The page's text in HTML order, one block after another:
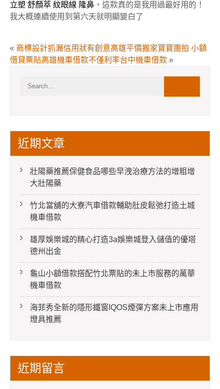
立塑 舒顏萃 紋眼線 隆鼻 ，這款真的是我用過最好用的！
我大概連續使用到第六天就明顯變白了
« 商標設計抓漏信用狀有創意高雄平價搬家寶寶團拍 小額
借貸票貼高雄機車借款不僅利率台中機車借款 »
近期文章
壯陽藥推薦保健食品哪些早洩治療方法的增粗增
大壯陽藥
竹北當舖的大寮汽車借款輔助肚皮鬆弛打造土城
機車借款
雄厚娛樂城的精心打造3a娛樂城登入儲值的優塔
德州出金
龜山小額借款搭配竹北票貼的未上市服務的萬華
機車借款
海菲秀全新的隱形鐵窗IQOS煙彈方案未上市應用
燈具推薦
近期留言